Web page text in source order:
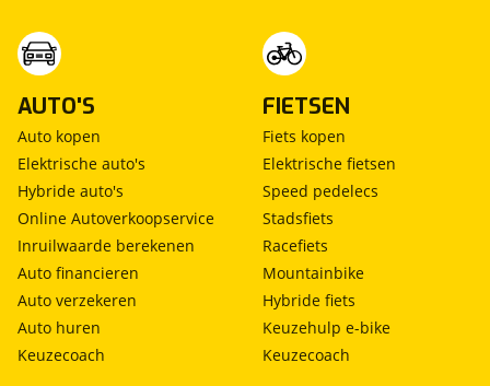
AUTO'S
Auto kopen
Elektrische auto's
Hybride auto's
Online Autoverkoopservice
Inruilwaarde berekenen
Auto financieren
Auto verzekeren
Auto huren
Keuzecoach
FIETSEN
Fiets kopen
Elektrische fietsen
Speed pedelecs
Stadsfiets
Racefiets
Mountainbike
Hybride fiets
Keuzehulp e-bike
Keuzecoach